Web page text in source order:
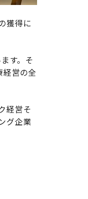
獲得に
す。そ
営の全
経営そ
グ企業